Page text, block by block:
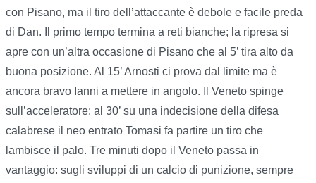
con Pisano, ma il tiro dell’attaccante è debole e facile preda
di Dan. Il primo tempo termina a reti bianche; la ripresa si
apre con un’altra occasione di Pisano che al 5’ tira alto da
buona posizione. Al 15’ Arnosti ci prova dal limite ma è
ancora bravo Ianni a mettere in angolo. Il Veneto spinge
sull’acceleratore: al 30’ su una indecisione della difesa
calabrese il neo entrato Tomasi fa partire un tiro che
lambisce il palo. Tre minuti dopo il Veneto passa in
vantaggio: sugli sviluppi di un calcio di punizione, sempre